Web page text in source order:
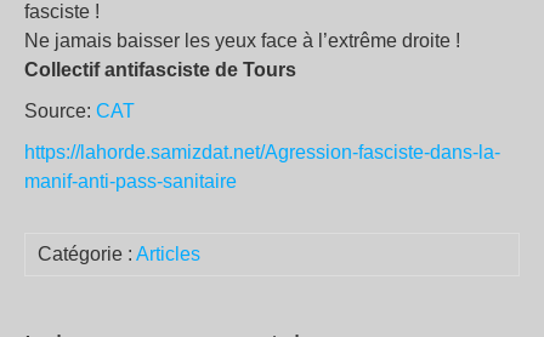
fasciste !
Ne jamais baisser les yeux face à l’extrême droite !
Collectif antifasciste de Tours
Source: CAT
https://lahorde.samizdat.net/Agression-fasciste-dans-la-
manif-anti-pass-sanitaire
Catégorie : Articles